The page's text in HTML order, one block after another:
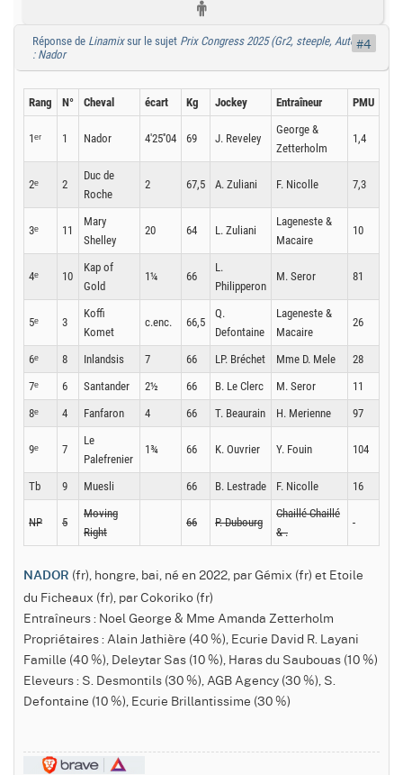
Réponse de Linamixsur le sujet Prix Congress 2025 (Gr2, steeple, Auteuil)
: Nador
Rang N° Cheval écart Kg Jockey Entraîneur PMU
1ᵉʳ 1 Nador 4'25''04 69 J. Reveley
George &
Zetterholm
1,4
2ᵉ 2
Duc de
Roche
2 67,5 A. Zuliani F. Nicolle 7,3
3ᵉ 11
Mary
Shelley
20 64 L. Zuliani
Lageneste &
Macaire
10
4ᵉ 10
Kap of
Gold
1¼ 66
L.
Philipperon
M. Seror 81
5ᵉ 3
Koffi
Komet
c.enc. 66,5
Q.
Defontaine
Lageneste &
Macaire
26
6ᵉ 8 Inlandsis 7 66 LP. Bréchet Mme D. Mele
28
7ᵉ
6 Santander 2½ 66 B. Le Clerc M. Seror
11
8ᵉ
4 Fanfaron 4 66 T. Beaurain H. Merienne 97
9ᵉ 7
Le
Palefrenier
1¾ 66 K. Ouvrier Y. Fouin 104
Tb 9 Muesli 66 B. Lestrade F. Nicolle 16
NP 5
Moving
Right
66 P. Dubourg
Chaillé-Chaillé
& .
-
NADOR (fr), hongre, bai, né en 2022, par Gémix (fr) et Etoile
du Ficheaux (fr), par Cokoriko (fr)
Entraîneurs : Noel George & Mme Amanda Zetterholm
Propriétaires : Alain Jathière (40 %), Ecurie David R. Layani
Famille (40 %), Deleytar Sas (10 %), Haras du Saubouas (10 %)
Eleveurs : S. Desmontils (30 %), AGB Agency (30 %), S.
Defontaine (10 %), Ecurie Brillantissime (30 %)
#4